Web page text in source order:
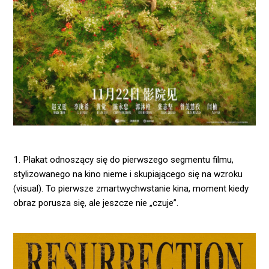
1. Plakat odnoszący się do pierwszego segmentu filmu,
stylizowanego na kino nieme i skupiającego się na wzroku
(visual). To pierwsze zmartwychwstanie kina, moment kiedy
obraz porusza się, ale jeszcze nie „czuje”.